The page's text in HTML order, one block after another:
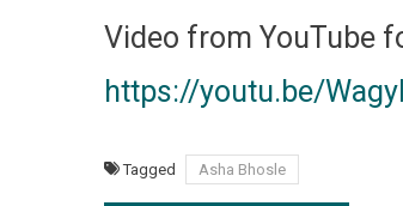
Video from YouTube
https://youtu.be/
Tagged Asha Bhosle